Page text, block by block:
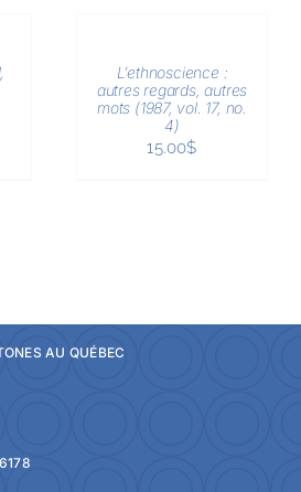
DÉTAILSL’ethnoscience :
autres regards, autres
mots (1987, vol. 17, no.
4)
15.00$
AU QUÉBEC